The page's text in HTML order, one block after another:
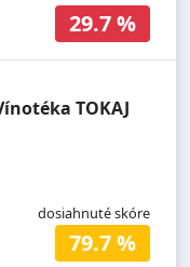
29.7 %
TOKAJ
dosiahnuté skóre
79.7 %